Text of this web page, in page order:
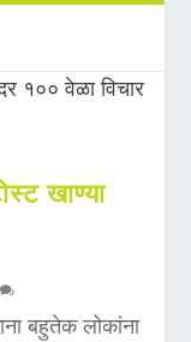
खाण्या
बहुतेक लोकांना